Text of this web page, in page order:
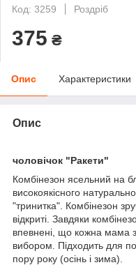
Код: 3259
Роздріб
375 ₴
Опис Характеристики
Опис
чоловічок "Ракети"
Комбінезон ясельний на
високоякісного
"тринитка". Комбінезон
відкриті. Завдяки
впевнені, що кожна мама
вибором. Підходить для
пору року (осінь і зима).